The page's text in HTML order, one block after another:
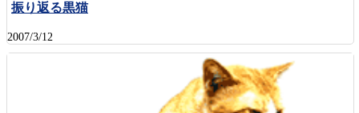
振り返る黒猫
2007/3/12